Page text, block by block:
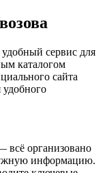
сервис для
каталогом
сайта
удобного
организовано
информацию.